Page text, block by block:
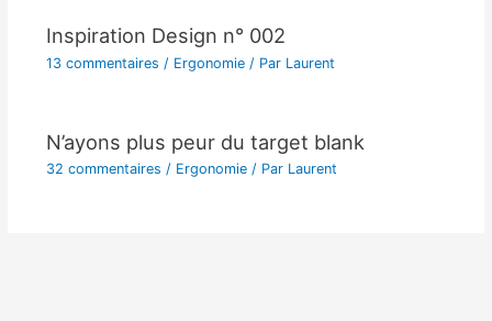
Inspiration Design n° 002
13 commentaires / Ergonomie/ Par Laurent
N’ayons plus peur du target blank
32 commentaires / Ergonomie/ Par Laurent